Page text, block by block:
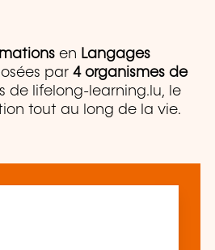
en Langages
par 4 organismes de
de lifelong-learning.lu, le
tout au long de la vie.